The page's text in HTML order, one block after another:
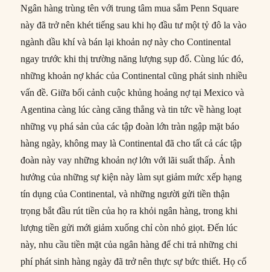
Ngân hàng trùng tên với trung tâm mua sắm Penn Square
này đã trở nên khét tiếng sau khi họ đầu tư một tỷ đô la vào
ngành dầu khí và bán lại khoản nợ này cho Continental
ngay trước khi thị trường năng lượng sụp đổ. Cùng lúc đó,
những khoản nợ khác của Continental cũng phát sinh nhiều
vấn đề. Giữa bối cảnh cuộc khủng hoảng nợ tại Mexico và
Agentina càng lúc càng căng thẳng và tin tức về hàng loạt
những vụ phá sản của các tập đoàn lớn tràn ngập mặt báo
hàng ngày, không may là Continental đã cho tất cả các tập
đoàn này vay những khoản nợ lớn với lãi suất thấp. Ảnh
hưởng của những sự kiện này làm sụt giảm mức xếp hạng
tín dụng của Continental, và những người gửi tiền thận
trọng bắt đầu rút tiền của họ ra khỏi ngân hàng, trong khi
lượng tiền gửi mới giảm xuống chỉ còn nhỏ giọt. Đến lúc
này, nhu cầu tiền mặt của ngân hàng để chi trả những chi
phí phát sinh hàng ngày đã trở nên thực sự bức thiết. Họ cố